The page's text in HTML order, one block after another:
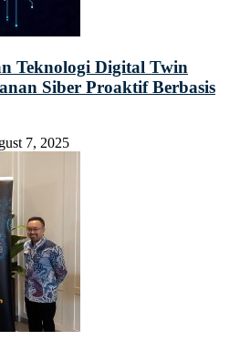
Teknologi Digital Twin
Siber Proaktif Berbasis
7, 2025